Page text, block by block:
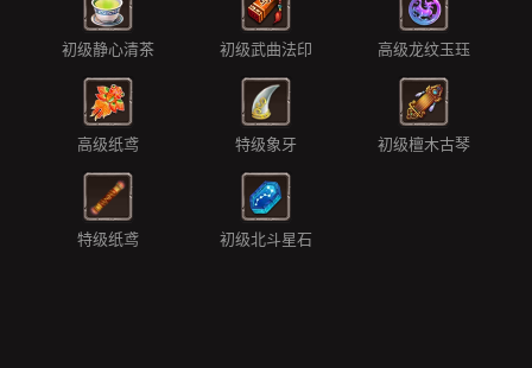
初级静心清茶 初级武曲法印 高级龙纹玉珏
高级纸鸢 特级象牙 初级檀木古琴
特级纸鸢 初级北斗星石